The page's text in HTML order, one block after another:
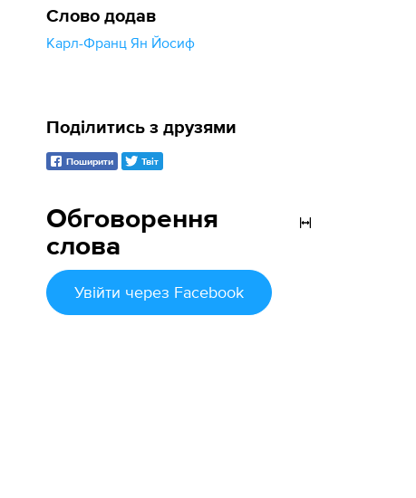
Слово додав
Карл-Франц Ян Йосиф
Обговорення
слова
Увійти через Facebook
Поділитись з друзями
Поширити Твіт